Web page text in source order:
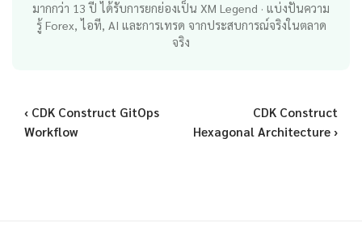
มากกว่า 13 ปี ได้รับการยกย่องเป็น XM Legend · แบ่งปันความ
รู้ Forex, ไอที, AI และการเทรด จากประสบการณ์จริงในตลาด
จริง
‹ CDK Construct GitOps
Workflow
CDK Construct
Hexagonal Architecture ›